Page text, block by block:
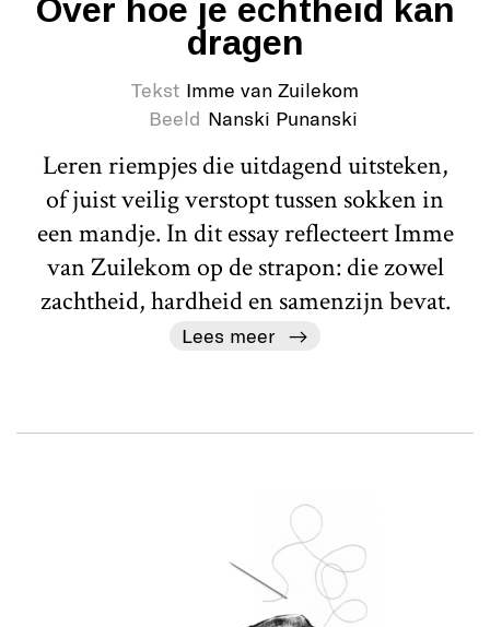
Over hoe je echtheid kan
dragen
Tekst Imme van Zuilekom
Beeld Nanski Punanski
Leren riempjes die uitdagend uitsteken,
of juist veilig verstopt tussen sokken in
een mandje. In dit essay reflecteert Imme
van Zuilekom op de strapon: die zowel
zachtheid, hardheid en samenzijn bevat.
Lees meer